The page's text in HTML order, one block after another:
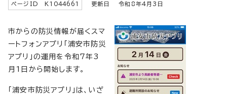
ページID K 1044661 更新日 令和8年4月3日
市からの防災情報が届くスマ
ートフォンアプリ「浦安市防災
アプリ」の運用を令和7年3
月1日から開始します。
「浦安市防災アプリ」は、いざ